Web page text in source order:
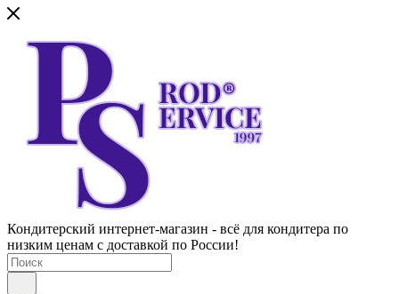
Кондитерский интернет-магазин - всё для кондитера по
низким ценам с доставкой по России!